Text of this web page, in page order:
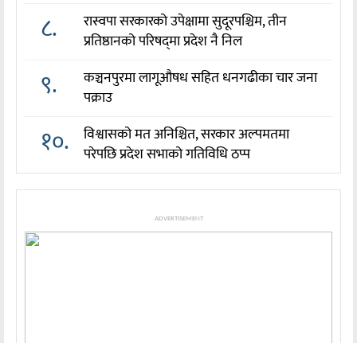
८.
रास्वपा सरकारको उपेक्षामा सुदूरपश्चिम, तीन
प्रतिष्ठानको परिषद्‌मा प्रदेश नै निल
९.
कञ्चनपुरमा लागूऔषध सहित धनगढीका चार जना
पक्राउ
१०.
विश्वासको मत अनिश्चित, सरकार अल्पमतमा
परेपछि प्रदेश सभाको गतिविधि ठप्प
ADVERTISEMENT